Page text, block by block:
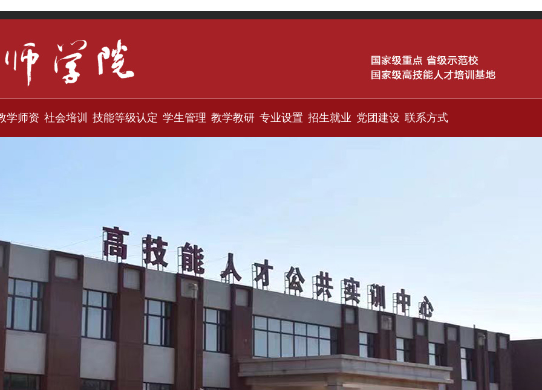
学师资 社会培训 技能等级认定 学生管理 教学教研 专业设置 招生就业 党团建设 联系方式